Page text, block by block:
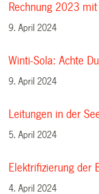
Rechnung 2023
9. April 2024
Winti-Sola: Achte
9. April 2024
Leitungen in der
5. April 2024
Elektrifizierung der
4. April 2024